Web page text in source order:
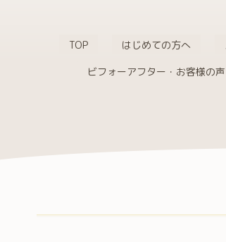
TOP はじめての方へ
ビフォーアフター・お客様の声